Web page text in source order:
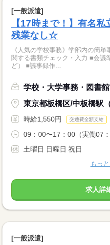
[一般派遣]
【17時まで！】有名
残業なし☆
《人気の学校事務》学部内の簡
関する書類チェック・入力 ■会議
ど） ■議事録作...
学校・大学事務・図書館
東京都板橋区/中板橋駅
時給1,550円 交通費全額支給
09：00〜17：00（実働07
土曜日 日曜日 祝日
もっ
求人詳
[一般派遣]